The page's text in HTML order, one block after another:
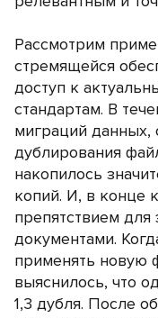
Рассмотрим
стремящейся
доступ к
стандартам. В
миграций данных,
дублирования
накопилось
копий. И, в конце
препятствием
документами.
применять новую
выяснилось, что
1,3 дубля. После